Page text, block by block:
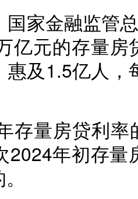
家金融监管总
亿元的存量
惠及1.5亿人
量房贷利率
2024年初存